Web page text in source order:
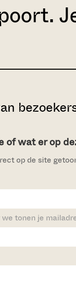
of wat er op
op de site
tonen je